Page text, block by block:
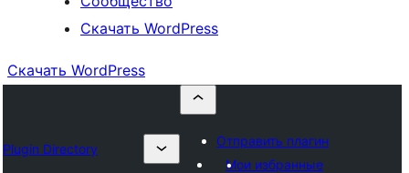
Скачать WordPress
Скачать WordPress
Plugin Directory
Отправить плагин
Мои избранные